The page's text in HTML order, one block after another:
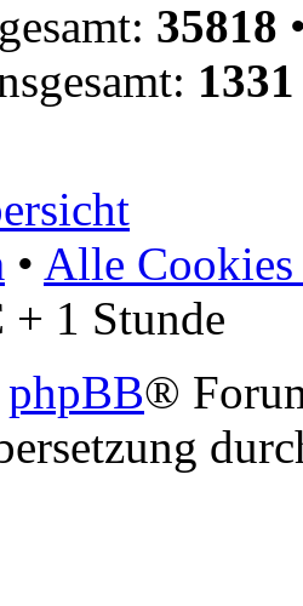
35818
1331
• Alle Cookies
1 Stunde
phpBB®